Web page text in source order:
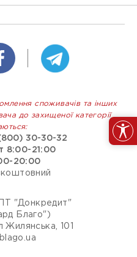
споживачів та інших
до захищеної категорії
30-30-32
8:00-21:00
20:00
"Донкредит"
Благо")
Жилянська, 101